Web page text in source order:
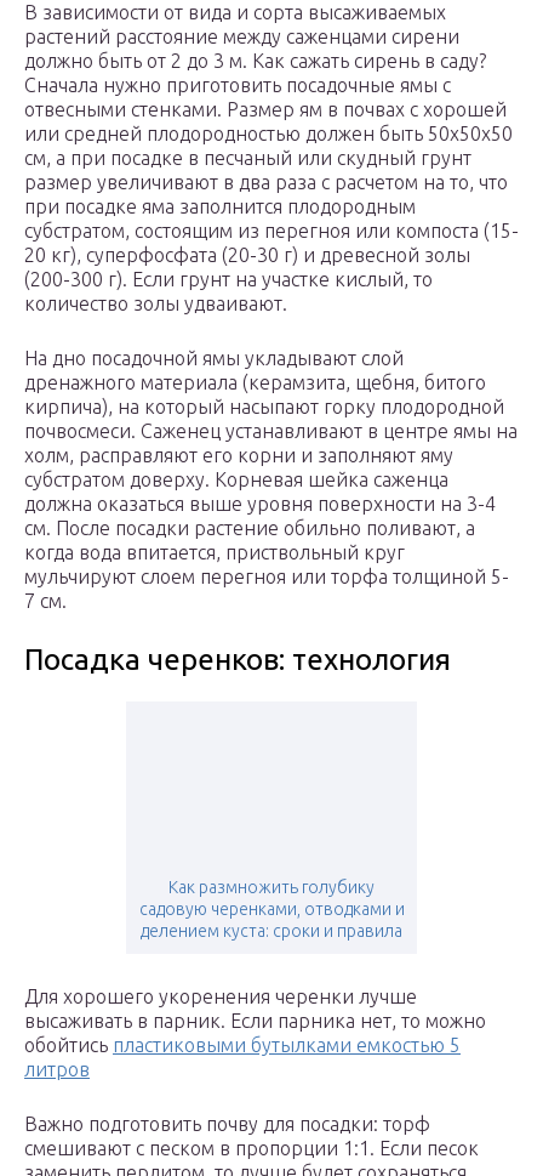
В зависимости от вида и сорта высаживаемых
растений расстояние между саженцами сирени
должно быть от 2 до 3 м. Как сажать сирень в саду?
Сначала нужно приготовить посадочные ямы с
отвесными стенками. Размер ям в почвах с хорошей
или средней плодородностью должен быть 50х50х50
см, а при посадке в песчаный или скудный грунт
размер увеличивают в два раза с расчетом на то, что
при посадке яма заполнится плодородным
субстратом, состоящим из перегноя или компоста (15-
20 кг), суперфосфата (20-30 г) и древесной золы
(200-300 г). Если грунт на участке кислый, то
количество золы удваивают.
На дно посадочной ямы укладывают слой
дренажного материала (керамзита, щебня, битого
кирпича), на который насыпают горку плодородной
почвосмеси. Саженец устанавливают в центре ямы на
холм, расправляют его корни и заполняют яму
субстратом доверху. Корневая шейка саженца
должна оказаться выше уровня поверхности на 3-4
см. После посадки растение обильно поливают, а
когда вода впитается, приствольный круг
мульчируют слоем перегноя или торфа толщиной 5-
7 см.
Посадка черенков: технология
Как размножить голубику
садовую черенками, отводками и
делением куста: сроки и правила
Для хорошего укоренения черенки лучше
высаживать в парник. Если парника нет, то можно
обойтись пластиковыми бутылками емкостью 5
литров
Важно подготовить почву для посадки: торф
смешивают с песком в пропорции 1:1. Если песок